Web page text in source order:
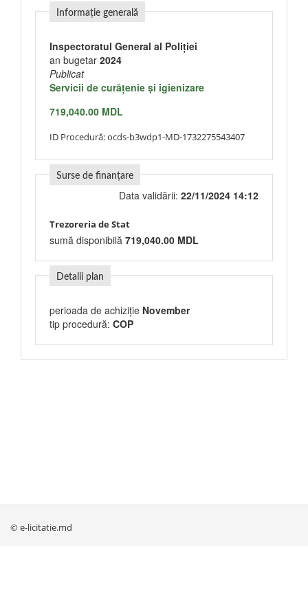
Informație generală
Inspectoratul General al Poliției
an bugetar 2024
Publicat
Servicii de curăţenie şi igienizare
719,040.00 MDL
ID Procedură:ocds-b3wdp1-MD-1732275543407
Surse de finanțare
Data validării: 22/11/2024 14:12
Trezoreria de Stat
sumă disponibilă 719,040.00 MDL
Detalii plan
perioada de achiziție November
tip procedură: COP
© e-licitatie.md